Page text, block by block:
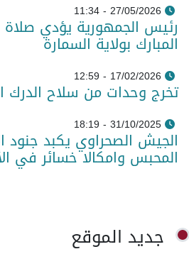
27/05/2026 - 11:34
رئيس الجمهورية يؤدي
المبارك بولاية السمارة
17/02/2026 - 12:59
تخرج وحدات من سلاح الدرك
31/10/2025 - 18:19
الجيش الصحراوي يكبد جنود
المحبس وامكالا خسائر في
جديد الموقع